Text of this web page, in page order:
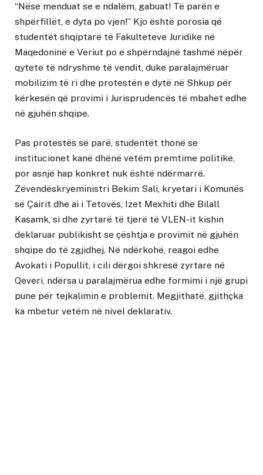
“Nëse menduat se e ndalëm, gabuat! Të parën e
shpërfillët, e dyta po vjen!” Kjo është porosia që
studentët shqiptarë të Fakulteteve Juridike në
Maqedoninë e Veriut po e shpërndajnë tashmë nëpër
qytete të ndryshme të vendit, duke paralajmëruar
mobilizim të ri dhe protestën e dytë në Shkup për
kërkesën që provimi i Jurisprudencës të mbahet edhe
në gjuhën shqipe.
Pas protestës së parë, studentët thonë se
institucionet kanë dhënë vetëm premtime politike,
por asnjë hap konkret nuk është ndërmarrë.
Zëvendëskryeministri Bekim Sali, kryetari i Komunës
së Çairit dhe ai i Tetovës, Izet Mexhiti dhe Bilall
Kasamk, si dhe zyrtarë të tjerë të VLEN-it kishin
deklaruar publikisht se çështja e provimit në gjuhën
shqipe do të zgjidhej. Në ndërkohë, reagoi edhe
Avokati i Popullit, i cili dërgoi shkresë zyrtare në
Qeveri, ndërsa u paralajmërua edhe formimi i një grupi
pune për tejkalimin e problemit. Megjithatë, gjithçka
ka mbetur vetëm në nivel deklarativ.